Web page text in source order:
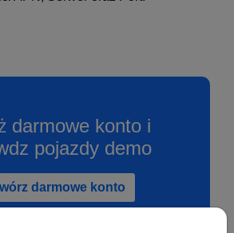
darmowe konto i
pojazdy demo
darmowe konto